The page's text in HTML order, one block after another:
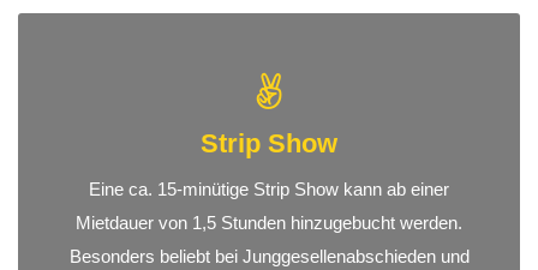
Strip Show
Eine ca. 15-minütige Strip Show kann ab einer
Mietdauer von 1,5 Stunden hinzugebucht werden.
Besonders beliebt bei Junggesellenabschieden und